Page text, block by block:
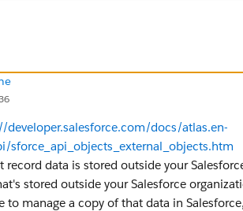
developer.salesforce.com/docs/atlas.en-
sforce_api_objects_external_objects.htm
record data is stored outside your
stored outside your Salesforce
to manage a copy of that data in